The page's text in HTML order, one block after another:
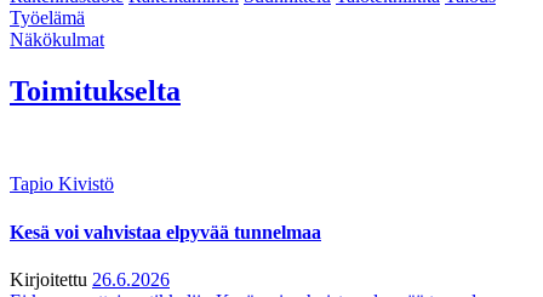
Työelämä
Näkökulmat
Toimitukselta
Tapio Kivistö
Kesä voi vahvistaa elpyvää tunnelmaa
Kirjoitettu 26.6.2026